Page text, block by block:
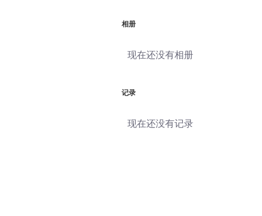
相册
现在还没有相册
记录
现在还没有记录